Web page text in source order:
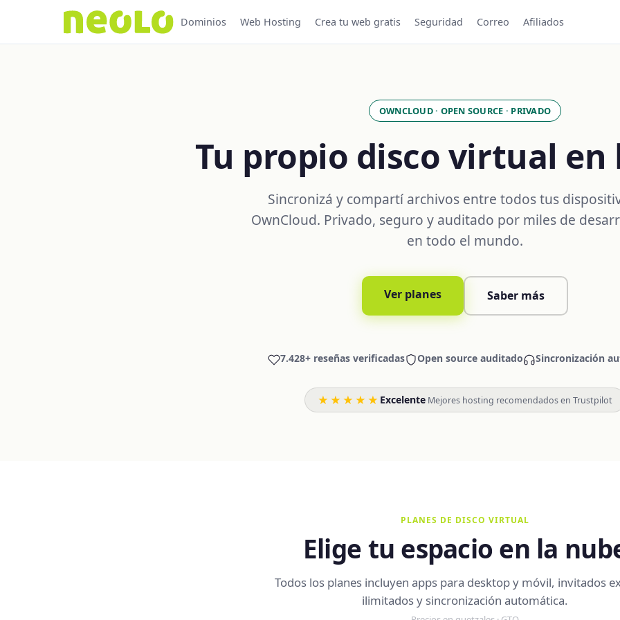
Dominios Web Hosting Crea tu web gratis Seguridad Correo Afiliados
OWNCLOUD · OPEN SOURCE · PRIVADO
Tu propio disco virtual en
Sincronizá y compartí archivos entre todos tus
OwnCloud. Privado, seguro y auditado por miles de
en todo el mundo.
Ver planes Saber más
7.428+ reseñas verificadas Open source auditado Sincronización
★★★★★ Excelente Mejores hosting recomendados en Trustpilot
PLANES DE DISCO VIRTUAL
Elige tu espacio en la
Todos los planes incluyen apps para desktop y móvil, invitados
ilimitados y sincronización automática.